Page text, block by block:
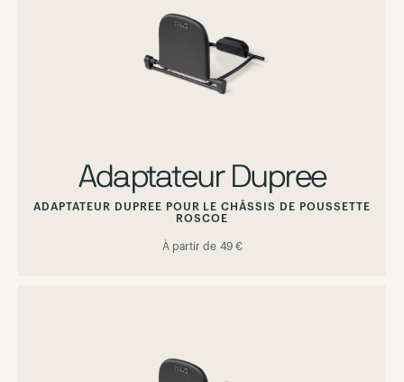
Adaptateur Dupree
ADAPTATEUR DUPREE POUR LE CHÂSSIS DE POUSSETTE
ROSCOE
À partir de 49 €